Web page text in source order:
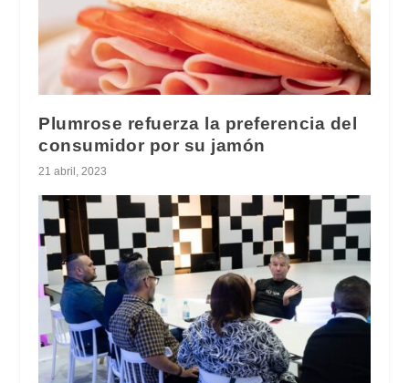
Plumrose refuerza la preferencia del
consumidor por su jamón
21 abril, 2023